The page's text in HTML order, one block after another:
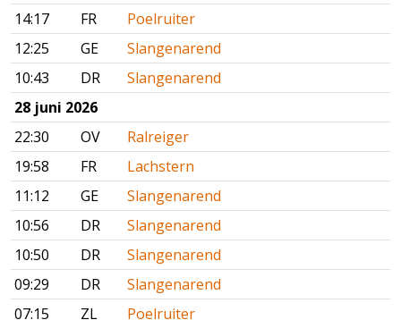
14:17
FR
Poelruiter
12:25
GE
Slangenarend
10:43
DR
Slangenarend
28 juni 2026
22:30
OV
Ralreiger
19:58
FR
Lachstern
11:12
GE
Slangenarend
10:56
DR
Slangenarend
10:50
DR
Slangenarend
09:29
DR
Slangenarend
07:15
ZL
Poelruiter